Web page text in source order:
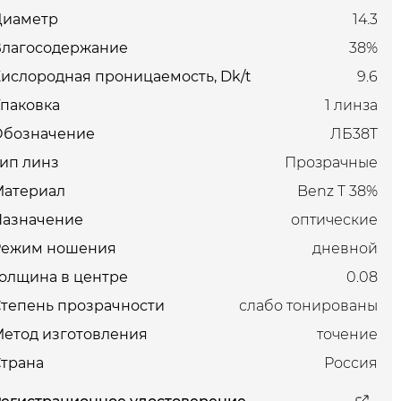
14.3
38%
проницаемость, Dk/t
9.6
1 линза
ЛБ38Т
линз
Прозрачные
Benz T 38%
оптические
ношения
дневной
в центре
0.08
прозрачности
слабо тонированы
изготовления
точение
Россия